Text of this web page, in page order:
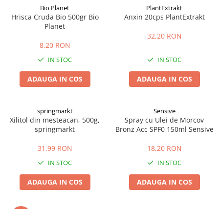
Bio Planet
Hrisca Cruda Bio 500gr Bio
Planet
8,20 RON
IN STOC
ADAUGA IN COS
PlantExtrakt
Anxin 20cps PlantExtrakt
32,20 RON
IN STOC
ADAUGA IN COS
springmarkt
Xilitol din mesteacan, 500g,
springmarkt
31,99 RON
IN STOC
ADAUGA IN COS
Sensive
Spray cu Ulei de Morcov
Bronz Acc SPF0 150ml Sensive
18,20 RON
IN STOC
ADAUGA IN COS